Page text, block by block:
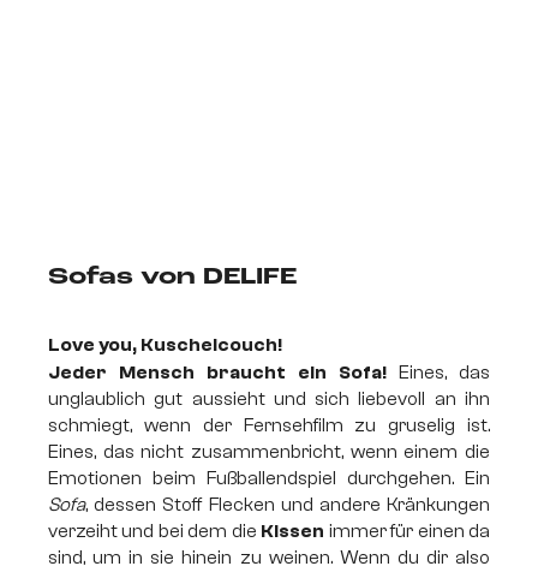
Sofas von DELIFE
Love you, Kuschelcouch!
Jeder Mensch braucht ein Sofa! Eines, das
unglaublich gut aussieht und sich liebevoll an ihn
schmiegt, wenn der Fernsehfilm zu gruselig ist.
Eines, das nicht zusammenbricht, wenn einem die
Emotionen beim Fußballendspiel durchgehen. Ein
Sofa, dessen Stoff Flecken und andere Kränkungen
verzeiht und bei dem die Kissen immer für einen da
sind, um in sie hinein zu weinen. Wenn du dir also